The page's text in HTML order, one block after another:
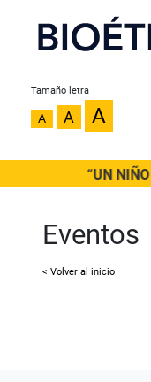
Tamaño letra
A A A
“UN
Eventos
< Volver al inicio